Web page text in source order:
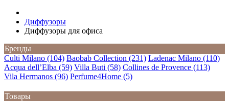
Диффузоры
Диффузоры для офиса
Бренды
Culti Milano (104) Baobab Collection (231) Ladenac Milano (110)
Acqua dell’Elba (59) Villa Buti (58) Collines de Provence (113)
Vila Hermanos (96) Perfume4Home (5)
Товары